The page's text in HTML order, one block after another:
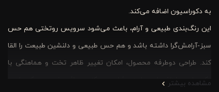
به دکوراسیون اضافه می‌کند.
این رنگ‌بندی طبیعی و آرام، باعث می‌شود سرویس روتختی هم حس
سبز‑آرامش‌گرا داشته باشد و هم حس طبیعی و دلنشین طبیعت را القا
کند. طراحی دوطرفه محصول، امکان تغییر ظاهر تخت و هماهنگی با
دکورهای مختلف را به راحتی فراهم می‌کند و بافت نرم و سبک پارچه
مشاهده بیشتر